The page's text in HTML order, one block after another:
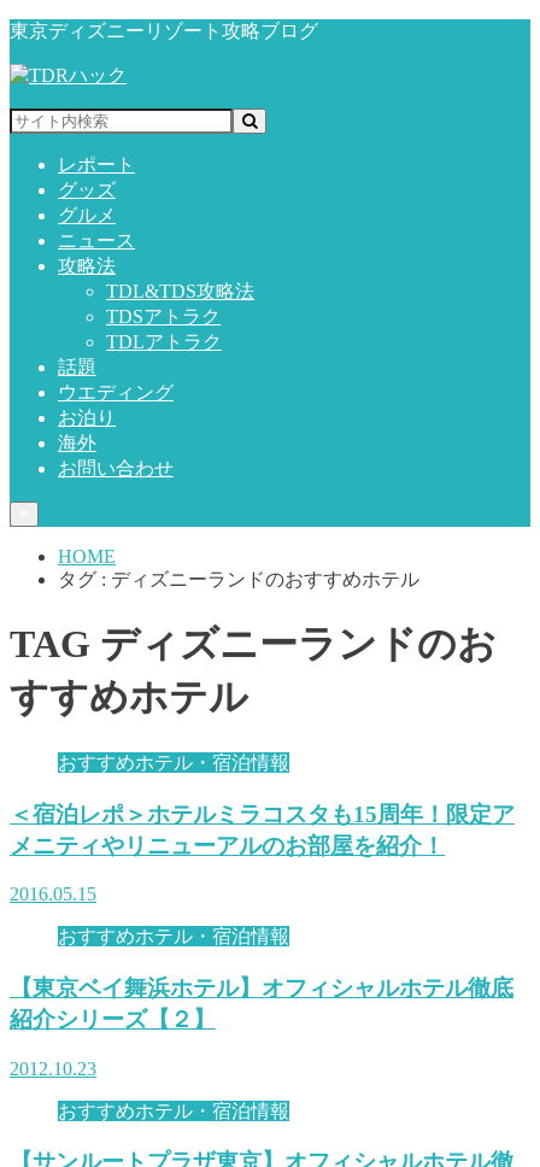
東京ディズニーリゾート攻略ブログ
レポート
グッズ
グルメ
ニュース
攻略法
TDL&TDS攻略法
TDSアトラク
TDLアトラク
話題
ウエディング
お泊り
海外
お問い合わせ
HOME
タグ : ディズニーランドのおすすめホテル
TAG ディズニーランドのお
すすめホテル
おすすめホテル・宿泊情報
＜宿泊レポ＞ホテルミラコスタも15周年！限定ア
メニティやリニューアルのお部屋を紹介！
2016.05.15
おすすめホテル・宿泊情報
【東京ベイ舞浜ホテル】オフィシャルホテル徹底
紹介シリーズ【２】
2012.10.23
おすすめホテル・宿泊情報